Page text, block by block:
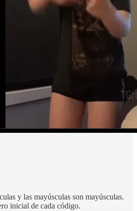
y las mayúsculas son mayúsculas.
inicial de cada código.